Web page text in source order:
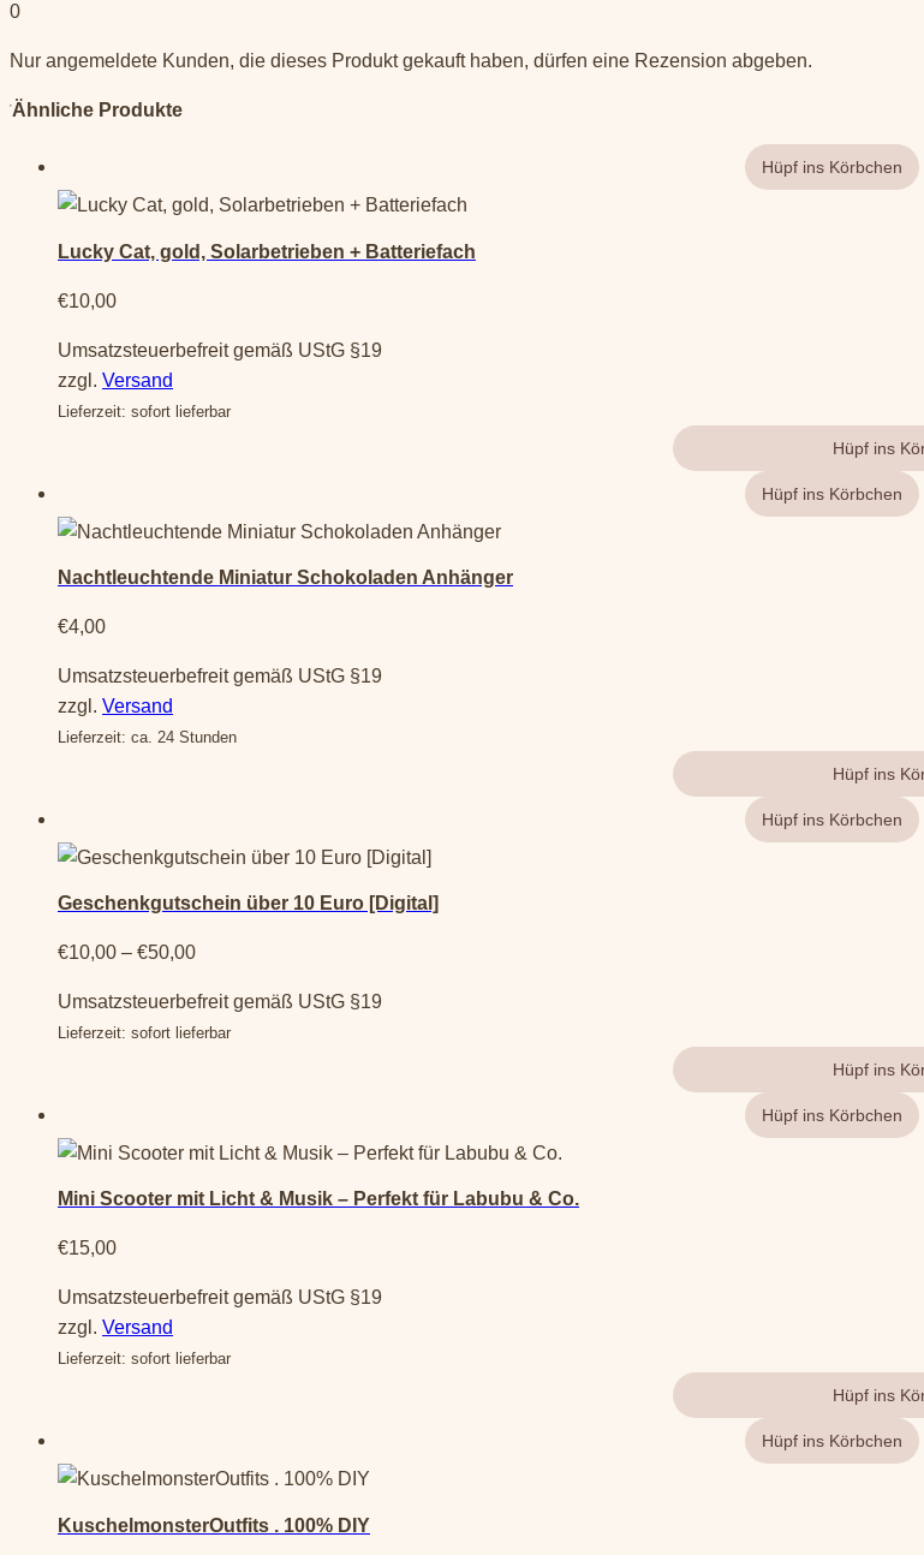
0
Nur angemeldete Kunden, die dieses Produkt gekauft haben, dürfen eine Rezension abgeben.
Ähnliche Produkte
Lucky Cat, gold, Solarbetrieben + Batteriefach
€10,00
Umsatzsteuerbefreit gemäß UStG §19
zzgl. Versand
Lieferzeit: sofort lieferbar
Nachtleuchtende Miniatur Schokoladen Anhänger
€4,00
Umsatzsteuerbefreit gemäß UStG §19
zzgl. Versand
Lieferzeit: ca. 24 Stunden
Dieses
weist
mehrere
auf.
Die
der
Produktseite
werden
Geschenkgutschein über 10 Euro [Digital]
€10,00 – €50,00Preisspanne:
bis
€50,00
Umsatzsteuerbefreit gemäß UStG §19
Lieferzeit: sofort lieferbar
Dieses
weist
mehrere
auf.
Die
Optionen
Produktseite
Mini Scooter mit Licht & Musik – Perfekt für Labubu & Co.
€15,00
Umsatzsteuerbefreit gemäß UStG §19
zzgl. Versand
Lieferzeit: sofort lieferbar
KuschelmonsterOutfits . 100% DIY